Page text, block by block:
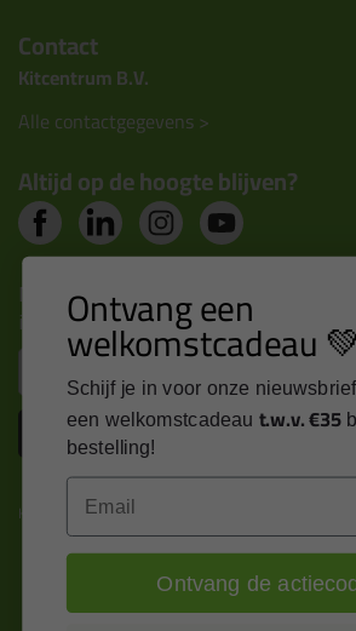
Contact
Kitcentrum B.V.
Alle contactgegevens >
Altijd op de hoogte blijven?
Nieuws, tips en exclusieve deals
inbox
Inschrijven
Kitcentrum is trots op:
Ontvang een
welkomstcadeau 💚
Schijf je in voor onze
een welkomstcadeau t.w.v. €35
bestelling!
Email
Ontvang de